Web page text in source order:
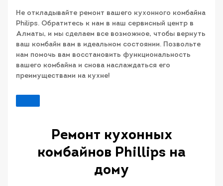
Не откладывайте ремонт вашего кухонного комбайна
Philips. Обратитесь к нам в наш сервисный центр в
Алматы, и мы сделаем все возможное, чтобы вернуть
ваш комбайн вам в идеальном состоянии. Позвольте
нам помочь вам восстановить функциональность
вашего комбайна и снова наслаждаться его
преимуществами на кухне!
Ремонт кухонных
комбайнов Phillips на
дому